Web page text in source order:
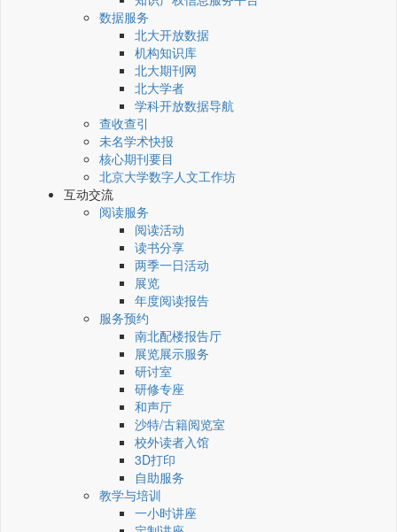
数据服务
北大开放数据
机构知识库
北大期刊网
北大学者
学科开放数据导航
查收查引
未名学术快报
核心期刊要目
北京大学数字人文工作坊
互动交流
阅读服务
阅读活动
读书分享
两季一日活动
展览
年度阅读报告
服务预约
南北配楼报告厅
展览展示服务
研讨室
研修专座
和声厅
沙特/古籍阅览室
校外读者入馆
3D打印
自助服务
教学与培训
一小时讲座